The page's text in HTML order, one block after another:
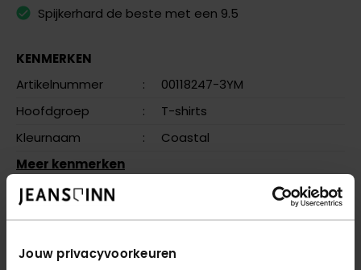
Jouw privacyvoorkeuren
Spijkerhard de beste met een 9.5
KENMERKEN
Artikelnummer
:
00118247-3YM
Hoofdgroep
:
T-shirts
Kleurnaam
:
Coastal
Meer kenmerken
OMSCHRIJVING
VRAGEN OVER DIT PRODUCT?